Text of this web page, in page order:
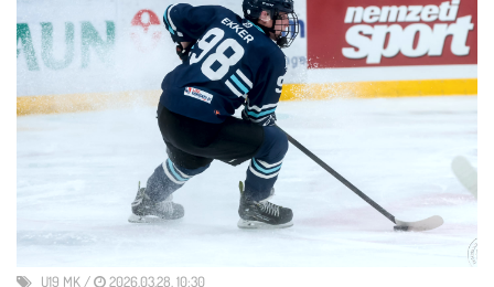
U19 MK / 2026.03.28. 10:30